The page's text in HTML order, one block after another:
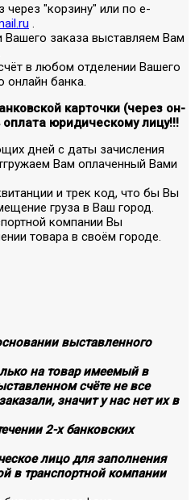
через "корзину" или по е-
.
заказа выставляем Вам
в любом отделении Вашего
онлайн банка.
карточки (через он-
юридическому лицу!!!
дней с даты зачисления
Вам оплаченный Вами
и трек код, что бы Вы
груза в Ваш город.
компании Вы
товара в своём городе.
выставленного
на товар имеемый в
счёте не все
значит у нас нет их в
2-х банковских
лицо для заполнения
в транспортной компании